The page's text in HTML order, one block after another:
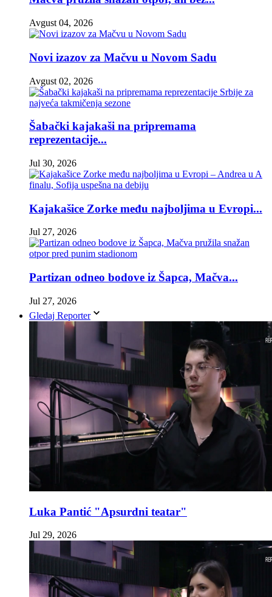
Avgust 04, 2026
Novi izazov za Mačvu u Novom Sadu
Avgust 02, 2026
Šabački kajakaši na pripremama
reprezentacije...
Jul 30, 2026
Kajakašice Zorke među najboljima u Evropi...
Jul 27, 2026
Partizan odneo bodove iz Šapca, Mačva...
Jul 27, 2026
Gledaj Reporter
Luka Pantić "Apsurdni teatar"
Jul 29, 2026